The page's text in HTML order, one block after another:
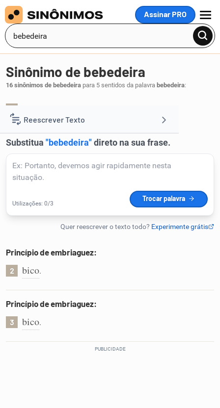
Assinar PRO
MENU
Reescrever Texto
Resumir Texto
Corrigir Texto
Detector de IA
Humanizador de IA
Caça-palavras
Sinônimo de bebedeira
16 sinônimos de bebedeira para 5 sentidos da palavra bebedeira:
Princípio de embriaguez:
2 bico.
Princípio de embriaguez:
3 bico.